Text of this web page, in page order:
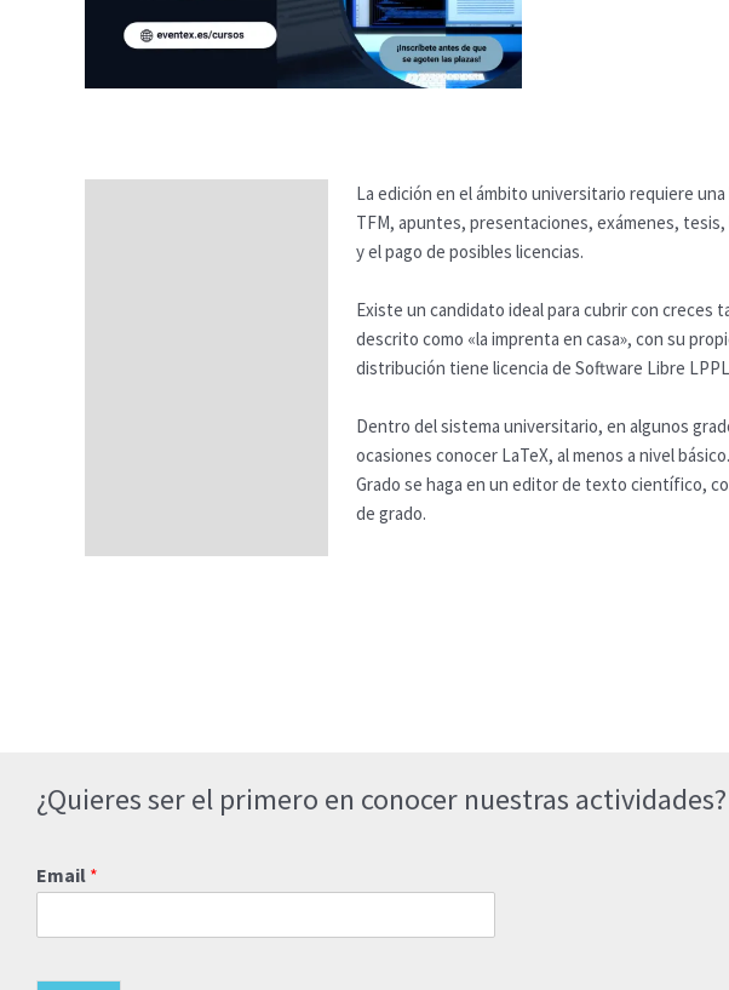
La edición en el ámbito universitario requiere
TFM, apuntes, presentaciones, exámenes,
y el pago de posibles licencias.
Existe un candidato ideal para cubrir con creces
descrito como «la imprenta en casa», con su
distribución tiene licencia de Software Libre
Dentro del sistema universitario, en algunos
ocasiones conocer LaTeX, al menos a nivel
Grado se haga en un editor de texto científico,
de grado.
¿Quieres ser el primero en conocer nuestras actividades?
Email *